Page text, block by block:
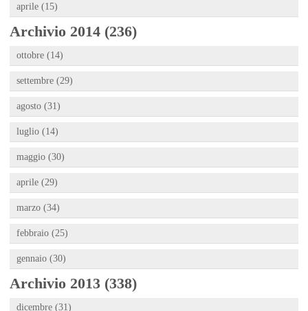
aprile (15)
Archivio 2014 (236)
ottobre (14)
settembre (29)
agosto (31)
luglio (14)
maggio (30)
aprile (29)
marzo (34)
febbraio (25)
gennaio (30)
Archivio 2013 (338)
dicembre (31)